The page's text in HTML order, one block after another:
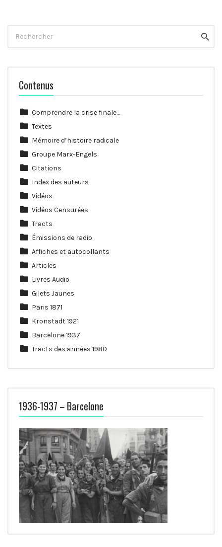
Contenus
Comprendre la crise finale…
Textes
Mémoire d’histoire radicale
Groupe Marx-Engels
Citations
Index des auteurs
Vidéos
Vidéos Censurées
Tracts
Émissions de radio
Affiches et autocollants
Articles
Livres Audio
Gilets Jaunes
Paris 1871
Kronstadt 1921
Barcelone 1937
Tracts des années 1980
1936-1937 – Barcelone